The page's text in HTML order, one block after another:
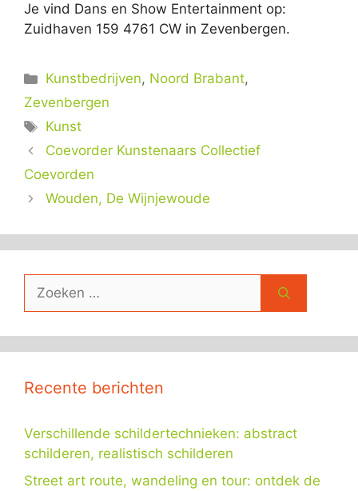
Je vind Dans en Show Entertainment op:
Zuidhaven 159 4761 CW in Zevenbergen.
Categorieën
Kunstbedrijven, Noord Brabant,
Zevenbergen
Tags
Kunst
Coevorder Kunstenaars Collectief
Coevorden
Wouden, De Wijnjewoude
Zoek
Recente berichten
Verschillende schildertechnieken: abstract
schilderen, realistisch schilderen
Street art route, wandeling en tour: ontdek de